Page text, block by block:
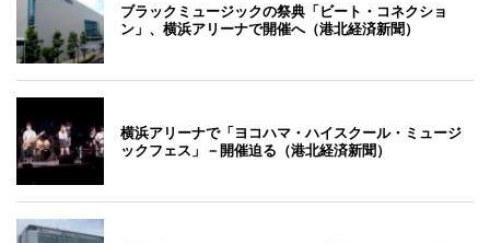
ブラックミュージックの祭典「ビート・コネクショ
ン」、横浜アリーナで開催へ（港北経済新聞）
横浜アリーナで「ヨコハマ・ハイスクール・ミュージ
ックフェス」－開催迫る（港北経済新聞）